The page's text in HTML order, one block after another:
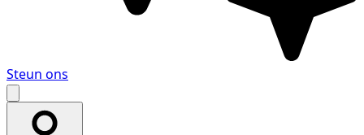
Steun ons